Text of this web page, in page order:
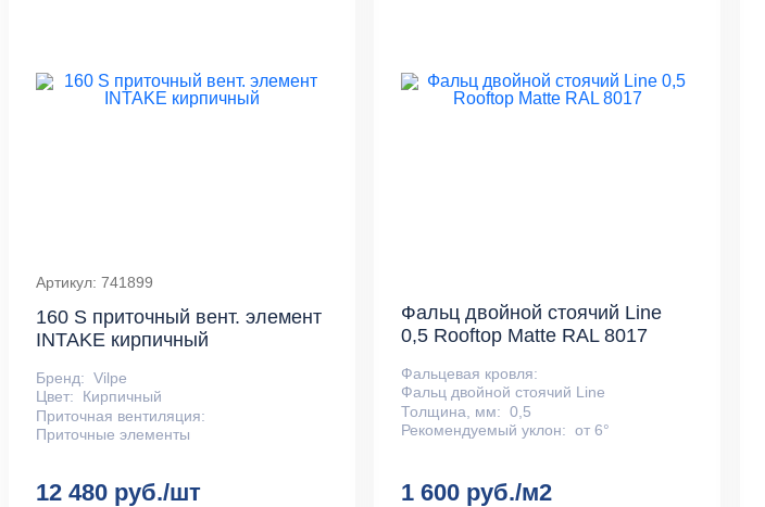
Артикул: 741899
160 S приточный вент. элемент
INTAKE кирпичный
Бренд: Vilpe
Цвет:
Кирпичный
Приточная вентиляция:
Приточные элементы
12 480 руб./шт
Фальц двойной стоячий Line
0,5 Rooftop Matte RAL 8017
Фальцевая кровля:
Фальц двойной стоячий Line
Толщина, мм: 0,5
Рекомендуемый уклон: от 6°
1 600 руб./м2